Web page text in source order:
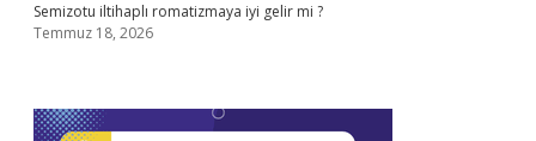
Semizotu iltihaplı romatizmaya iyi gelir mi ?
Temmuz 18, 2026